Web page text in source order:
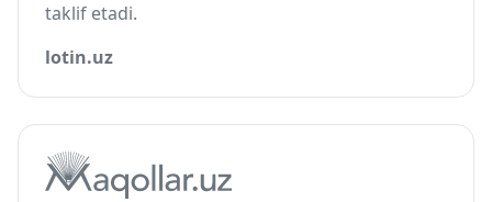
taklif etadi.
lotin.uz